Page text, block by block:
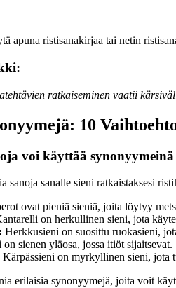
apuna ristisanakirjaa tai netin
ratkaiseminen vaatii
10
voi käyttää synonyymeinä
sanoja sanalle sieni ratkaistaksesi
ovat pieniä sieniä, joita löytyy
on herkullinen sieni, jota
Herkkusieni on suosittu ruokasieni,
sienen yläosa, jossa itiöt sijaitsevat.
Kärpässieni on myrkyllinen sieni, jota
erilaisia synonyymejä, joita voit